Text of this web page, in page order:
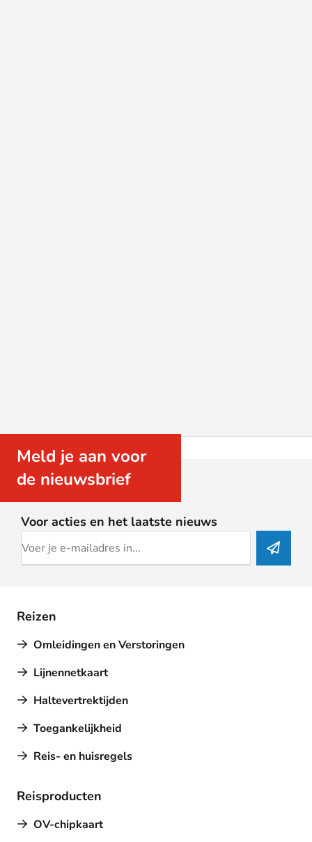
Meld je aan voor
de nieuwsbrief
Voor acties en het laatste nieuws
Reizen
Omleidingen en Verstoringen
Lijnennetkaart
Haltevertrektijden
Toegankelijkheid
Reis- en huisregels
Reisproducten
OV-chipkaart